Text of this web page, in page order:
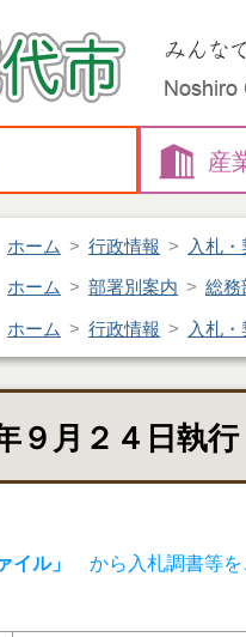
産
ホーム 行政情報 入札・
ホーム 部署別案内 総務
ホーム 行政情報 入札・
９月２４日執
イル」 から入札調書等